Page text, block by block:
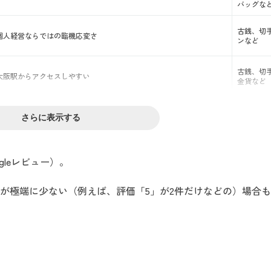
バッグな
人経営ならではの臨機応変さ
古銭、切
ンなど
阪駅からアクセスしやすい
古銭、切
金貨など
さらに表示する
レビュー）。
極端に少ない（例えば、評価「5」が2件だけなどの）場合